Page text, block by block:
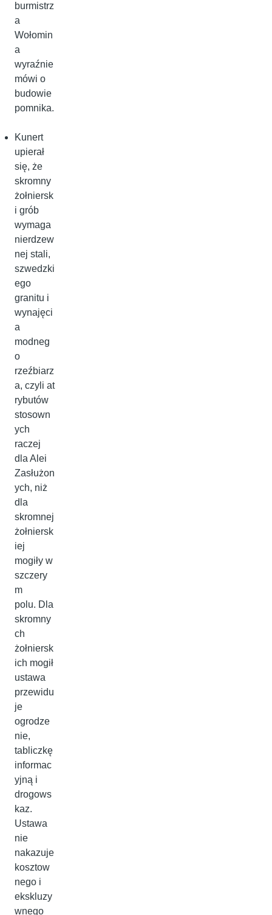
burmistrz
a
Wołomin
a
wyraźnie
mówi o
budowie
pomnika.
Kunert
upierał
się, że
skromny
żołniersk
i grób
wymaga
nierdzew
nej stali,
szwedzki
ego
granitu i
wynajęci
a
modneg
o
rzeźbiarz
a, czyli at
rybutów
stosown
ych
raczej
dla Alei
Zasłużon
ych, niż
dla
skromnej
żołniersk
iej
mogiły w
szczery
m
polu. Dla
skromny
ch
żołniersk
ich mogił
ustawa
przewidu
je
ogrodze
nie,
tabliczkę
informac
yjną i
drogows
kaz.
Ustawa
nie
nakazuje
kosztow
nego i
ekskluzy
wnego